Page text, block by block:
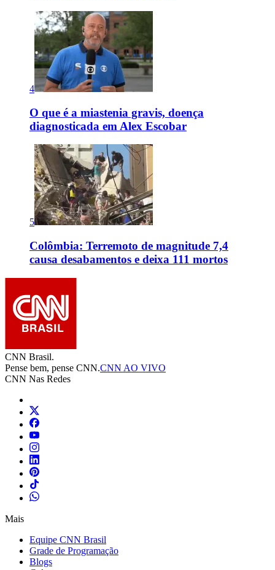
4
O que é a miastenia gravis, doença
diagnosticada em Alex Escobar
5
Colômbia: Terremoto de magnitude 7,4
causa desabamentos e deixa 111 mortos
CNN Brasil.
Pense bem, pense CNN.CNN AO VIVO
CNN Nas Redes
Mais
Equipe CNN Brasil
Grade de Programação
Blogs